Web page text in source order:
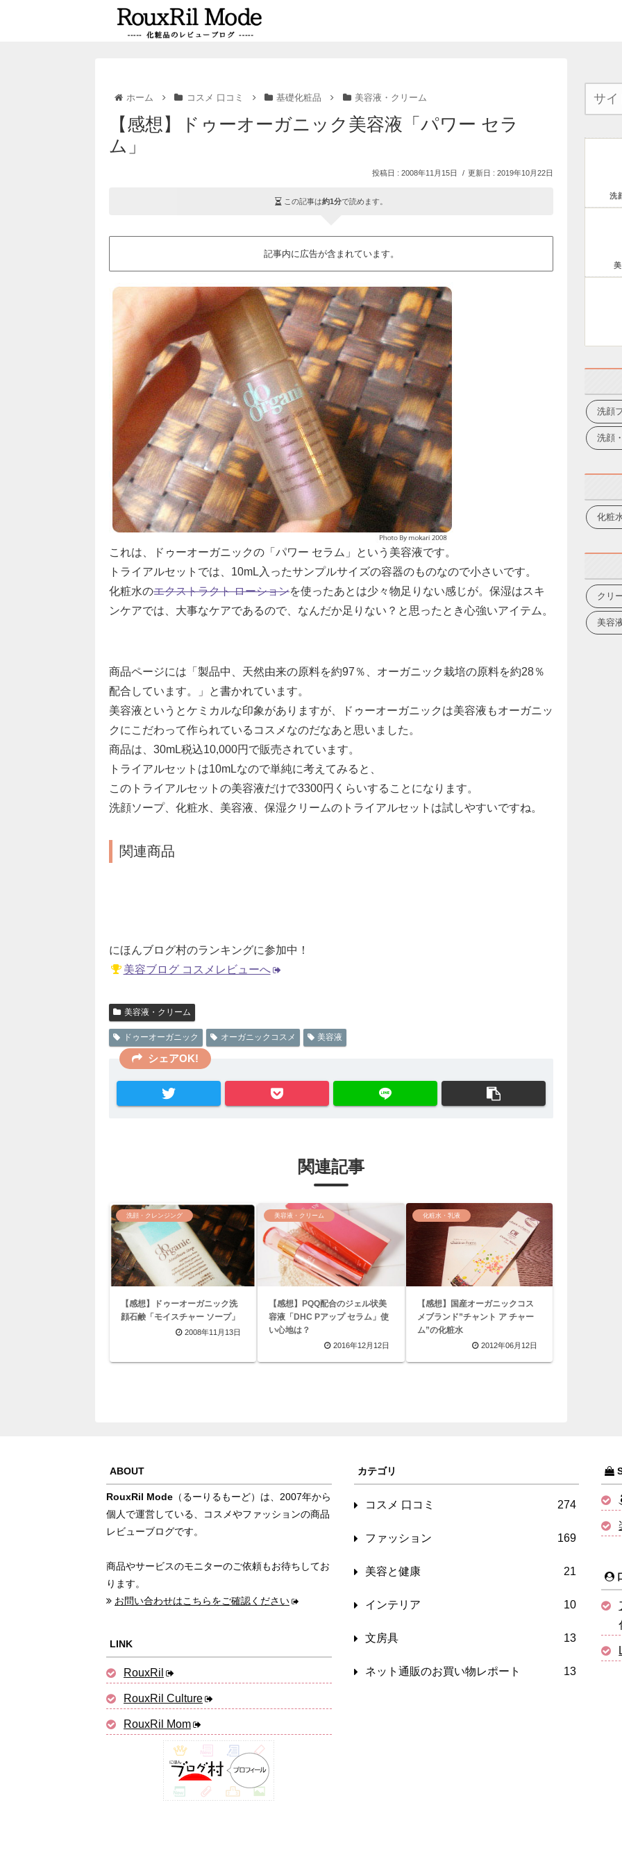
ホーム コスメ 口コミ 基礎化粧品 美容液・クリーム
【感想】ドゥーオーガニック美容液「パワー セラ
ム」
2008年11月15日 2019年10月22日
この記事は約1分で読めます。
記事内に広告が含まれています。
これは、ドゥーオーガニックの「パワー セラム」という美容液です。
トライアルセットでは、10mL入ったサンプルサイズの容器のものなので小さいです。
化粧水のエクストラクト ローションを使ったあとは少々物足りない感じが。保湿はスキ
ンケアでは、大事なケアであるので、なんだか足りない？と思ったとき心強いアイテム。
商品ページには「製品中、天然由来の原料を約97％、オーガニック栽培の原料を約28％
配合しています。」と書かれています。
美容液というとケミカルな印象がありますが、ドゥーオーガニックは美容液もオーガニッ
クにこだわって作られているコスメなのだなあと思いました。
商品は、30mL税込10,000円で販売されています。
トライアルセットは10mLなので単純に考えてみると、
このトライアルセットの美容液だけで3300円くらいすることになります。
洗顔ソープ、化粧水、美容液、保湿クリームのトライアルセットは試しやすいですね。
関連商品
にほんブログ村のランキングに参加中！
美容ブログ コスメレビューへ
美容液・クリーム
ドゥーオーガニック オーガニックコスメ 美容液
シェアOK!
関連記事
洗顔・クレンジング
【感想】ドゥーオーガニック洗
顔石鹸「モイスチャー ソープ」
2008年11月13日
美容液・クリーム
【感想】PQQ配合のジェル状美
容液「DHC Pアップ セラム」使
い心地は？
2016年12月12日
化粧水・乳液
【感想】国産オーガニックコス
メブランド”チャント ア チャー
ム”の化粧水
2012年06月12日
洗
洗顔
洗顔
化粧
クリ
美容
ABOUT
RouxRil Mode （るーりるもーど）は、2007年から
個人で運営している、コスメやファッションの商品
レビューブログです。
商品やサービスのモニターのご依頼もお待ちしてお
ります。
お問い合わせはこちらをご確認ください
LINK
RouxRil
RouxRil Culture
RouxRil Mom
カテゴリ
コスメ 口コミ 274
ファッション 169
美容と健康 21
インテリア 10
文房具 13
ネット通販のお買い物レポート 13